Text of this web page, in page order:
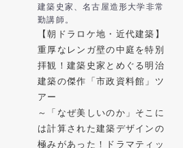
建築史家、名古屋造形大学非常
勤講師。
【朝ドラロケ地・近代建築】
重厚なレンガ壁の中庭を特別
拝観！建築史家とめぐる明治
建築の傑作「市政資料館」ツ
アー
～「なぜ美しいのか」そこに
は計算された建築デザインの
極みがあった！ドラマティッ